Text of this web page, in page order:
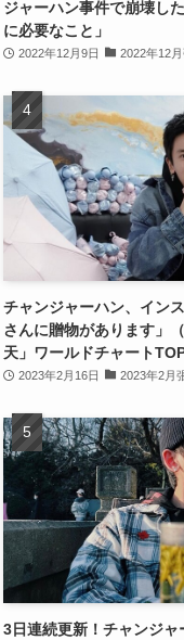
ジャーハン事件で崩壊し
に必要なこと」
2022年12月9日 2022年12
チャンジャーハン、イン
さんに贈物があります」
天」ワールドチャートTOP
2023年2月16日 2023年2月
3日連続更新！チャンジャ